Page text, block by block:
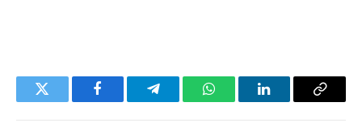
Twitter FacebookTelegramWhatsAppLinkedInCopy